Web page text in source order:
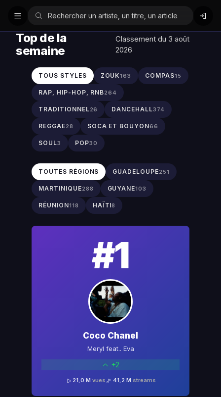
Top de la
semaine
Classement du 3 août
2026
TOUS STYLES ZOUK163 COMPAS15
RAP, HIP-HOP, RNB264
TRADITIONNEL26 DANCEHALL374
REGGAE28 SOCA ET BOUYON66
SOUL3 POP30
TOUTES RÉGIONS GUADELOUPE251
MARTINIQUE288 GUYANE103
RÉUNION118 HAÏTI8
#1
Coco Chanel
Meryl feat.. Eva
+2
21,0 M vues 41,2 M streams